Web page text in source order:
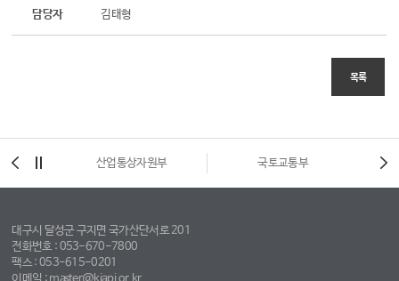
담당자 김태형
목록
산업통상자원부 국토교통부
대구시 달성군 구지면 국가산단서로 201
전화번호 : 053-670-7800
팩스 : 053-615-0201